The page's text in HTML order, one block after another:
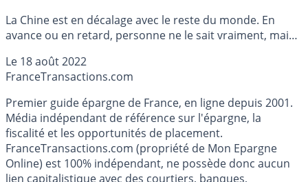
La Chine est en décalage avec le reste du monde. En
avance ou en retard, personne ne le sait vraiment, mais
relance de son économie, en abaissant ses taux
directeurs, alors que l’Occident fait le contraire, en
tentant de juguler l’inflation.
Le 18 août 2022
FranceTransactions.com
Premier guide épargne de France, en ligne depuis 2001.
Média indépendant de référence sur l'épargne, la
fiscalité et les opportunités de placement.
FranceTransactions.com (propriété de Mon Epargne
Online) est 100% indépendant, ne possède donc aucun
lien capitalistique avec des courtiers, banques,